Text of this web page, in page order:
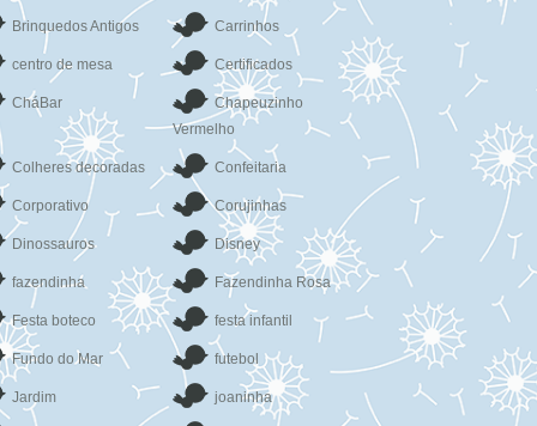
Brinquedos Antigos Carrinhos
centro de mesa Certificados
CháBar
Chapeuzinho
Vermelho
Colheres decoradas Confeitaria
Corporativo Corujinhas
Dinossauros Disney
fazendinha Fazendinha Rosa
Festa boteco festa infantil
Fundo do Mar futebol
Jardim joaninha